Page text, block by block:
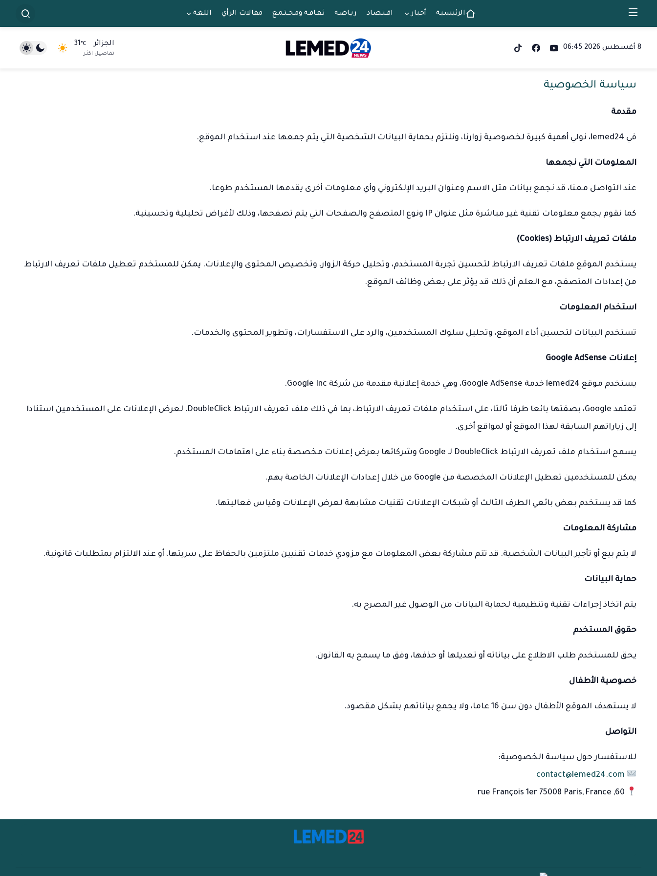
الرئيسية أخبار اقـتـصـاد ريـاضـة ثـقـافـة ومـجـتـمـع مقالات الرأي اللغة
8 أغسطس 2026 06:45 الجزائر 31 °C
تفاصيل اكثر
سياسة الخصوصية
مقدمة
في lemed24، نولي أهمية كبيرة لخصوصية زوارنا، ونلتزم بحماية البيانات الشخصية التي يتم جمعها عند استخدام الموقع.
المعلومات التي نجمعها
عند التواصل معنا، قد نجمع بيانات مثل الاسم وعنوان البريد الإلكتروني وأي معلومات أخرى يقدمها المستخدم طوعا.
كما نقوم بجمع معلومات تقنية غير مباشرة مثل عنوان IP ونوع المتصفح والصفحات التي يتم تصفحها، وذلك لأغراض تحليلية وتحسينية.
ملفات تعريف الارتباط (Cookies)
يستخدم الموقع ملفات تعريف الارتباط لتحسين تجربة المستخدم، وتحليل حركة الزوار، وتخصيص المحتوى والإعلانات. يمكن للمستخدم تعطيل ملفات تعريف الارتباط
من إعدادات المتصفح، مع العلم أن ذلك قد يؤثر على بعض وظائف الموقع.
استخدام المعلومات
تستخدم البيانات لتحسين أداء الموقع، وتحليل سلوك المستخدمين، والرد على الاستفسارات، وتطوير المحتوى والخدمات.
إعلانات Google AdSense
يستخدم موقع lemed24 خدمة Google AdSense، وهي خدمة إعلانية مقدمة من شركة Google Inc.
تعتمد Google، بصفتها بائعا طرفا ثالثا، على استخدام ملفات تعريف الارتباط، بما في ذلك ملف تعريف الارتباط DoubleClick، لعرض الإعلانات على المستخدمين استنادا
إلى زياراتهم السابقة لهذا الموقع أو لمواقع أخرى.
يسمح استخدام ملف تعريف الارتباط DoubleClick لـ Google وشركائها بعرض إعلانات مخصصة بناء على اهتمامات المستخدم.
يمكن للمستخدمين تعطيل الإعلانات المخصصة من Google من خلال إعدادات الإعلانات الخاصة بهم.
كما قد يستخدم بعض بائعي الطرف الثالث أو شبكات الإعلانات تقنيات مشابهة لعرض الإعلانات وقياس فعاليتها.
مشاركة المعلومات
لا يتم بيع أو تأجير البيانات الشخصية. قد تتم مشاركة بعض المعلومات مع مزودي خدمات تقنيين ملتزمين بالحفاظ على سريتها، أو عند الالتزام بمتطلبات قانونية.
حماية البيانات
يتم اتخاذ إجراءات تقنية وتنظيمية لحماية البيانات من الوصول غير المصرح به.
حقوق المستخدم
يحق للمستخدم طلب الاطلاع على بياناته أو تعديلها أو حذفها، وفق ما يسمح به القانون.
خصوصية الأطفال
لا يستهدف الموقع الأطفال دون سن 16 عاما، ولا يجمع بياناتهم بشكل مقصود.
التواصل
للاستفسار حول سياسة الخصوصية:
contact@lemed24.com